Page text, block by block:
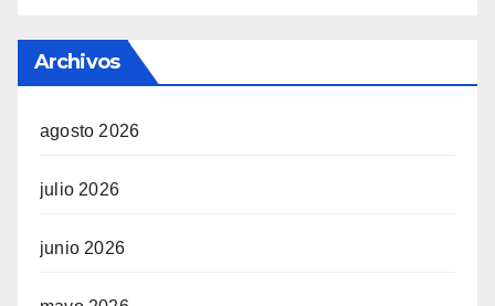
Archivos
agosto 2026
julio 2026
junio 2026